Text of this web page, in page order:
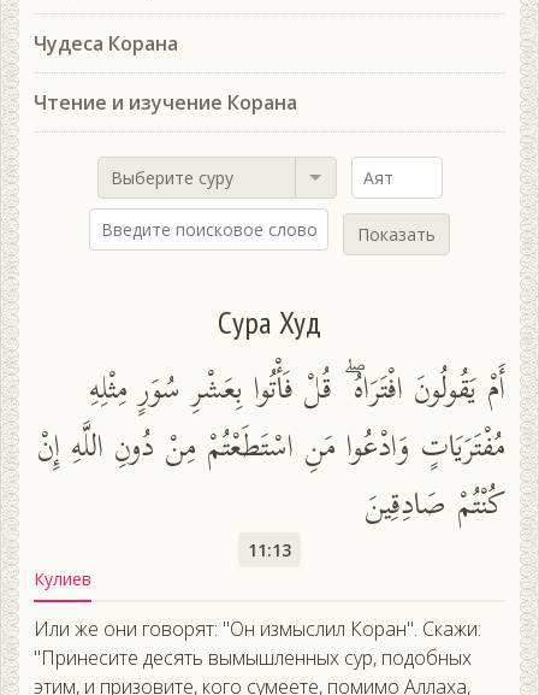
Чудеса Корана
Чтение и изучение Корана
Выберите суру
Показать
Сура Худ
أَمْ يَقُولُونَ افْتَرَاهُ ۖ قُلْ فَأْتُوا بِعَشْرِ سُوَرٍ مِثْلِهِ
مُفْتَرَيَاتٍ وَادْعُوا مَنِ اسْتَطَعْتُمْ مِنْ دُونِ اللَّهِ إِنْ
كُنْتُمْ صَادِقِينَ
11:13
Кулиев
Или же они говорят: "Он измыслил Коран". Скажи:
"Принесите десять вымышленных сур, подобных
этим, и призовите, кого сумеете, помимо Аллаха,